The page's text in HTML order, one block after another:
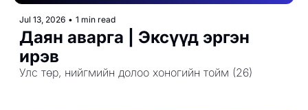
Jul 13, 2026 • 1 min read
Даян аварга | Эксүүд эргэн
ирэв
Улс төр, нийгмийн долоо хоногийн тойм (26)